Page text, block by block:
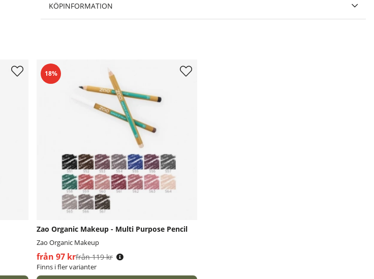
KÖPINFORMATION
18%
Zao Organic Makeup - Multi Purpose Pencil
Zao Organic Makeup
från 97 kr
Ordinarie pris:från 119 kr
Finns i fler varianter